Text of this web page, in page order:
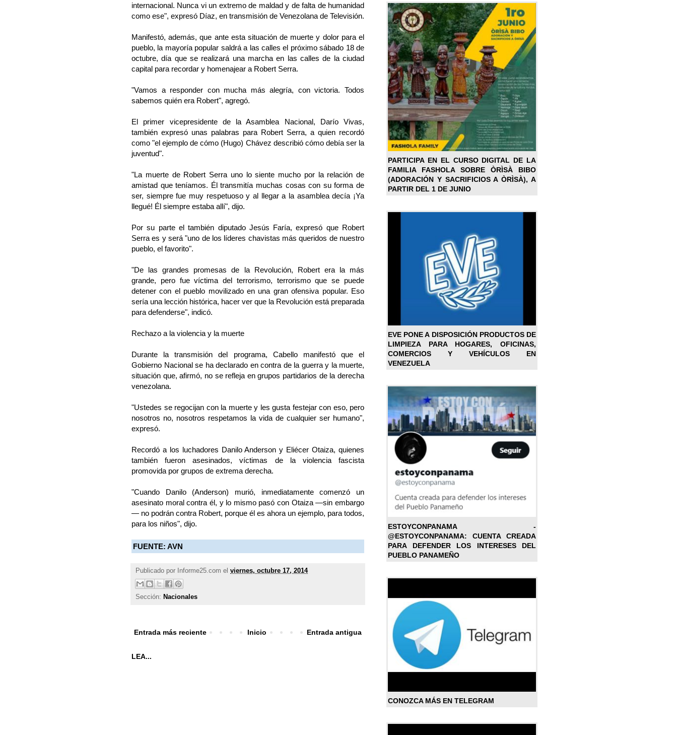
internacional. Nunca vi un extremo de maldad y de falta de humanidad
como ese", expresó Díaz, en transmisión de Venezolana de Televisión.
Manifestó, además, que ante esta situación de muerte y dolor para el
pueblo, la mayoría popular saldrá a las calles el próximo sábado 18 de
octubre, día que se realizará una marcha en las calles de la ciudad
capital para recordar y homenajear a Robert Serra.
"Vamos a responder con mucha más alegría, con victoria. Todos
sabemos quién era Robert", agregó.
El primer vicepresidente de la Asamblea Nacional, Darío Vivas,
también expresó unas palabras para Robert Serra, a quien recordó
como "el ejemplo de cómo (Hugo) Chávez describió cómo debía ser la
juventud".
"La muerte de Robert Serra uno lo siente mucho por la relación de
amistad que teníamos. Él transmitía muchas cosas con su forma de
ser, siempre fue muy respetuoso y al llegar a la asamblea decía ¡Ya
llegué! Él siempre estaba allí", dijo.
Por su parte el también diputado Jesús Faría, expresó que Robert
Serra es y será "uno de los líderes chavistas más queridos de nuestro
pueblo, el favorito".
"De las grandes promesas de la Revolución, Robert era la más
grande, pero fue víctima del terrorismo, terrorismo que se puede
detener con el pueblo movilizado en una gran ofensiva popular. Eso
sería una lección histórica, hacer ver que la Revolución está preparada
para defenderse", indicó.
Rechazo a la violencia y la muerte
Durante la transmisión del programa, Cabello manifestó que el
Gobierno Nacional se ha declarado en contra de la guerra y la muerte,
situación que, afirmó, no se refleja en grupos partidarios de la derecha
venezolana.
"Ustedes se regocijan con la muerte y les gusta festejar con eso, pero
nosotros no, nosotros respetamos la vida de cualquier ser humano",
expresó.
Recordó a los luchadores Danilo Anderson y Eliécer Otaiza, quienes
también fueron asesinados, víctimas de la violencia fascista
promovida por grupos de extrema derecha.
"Cuando Danilo (Anderson) murió, inmediatamente comenzó un
asesinato moral contra él, y lo mismo pasó con Otaiza —sin embargo
— no podrán contra Robert, porque él es ahora un ejemplo, para todos,
para los niños", dijo.
FUENTE: AVN
Publicado por Informe25.com el viernes, octubre 17, 2014
Sección: Nacionales
Entrada más reciente Entrada antigua
Inicio
LEA...
PARTICIPA EN EL CURSO DIGITAL DE LA
FAMILIA FASHOLA SOBRE ÒRÌSÀ BIBO
(ADORACIÓN Y SACRIFICIOS A ÒRÌSÀ), A
PARTIR DEL 1 DE JUNIO
EVE PONE A DISPOSICIÓN PRODUCTOS DE
LIMPIEZA PARA HOGARES, OFICINAS,
COMERCIOS Y VEHÍCULOS EN
VENEZUELA
ESTOYCONPANAMA -
@ESTOYCONPANAMA: CUENTA CREADA
PARA DEFENDER LOS INTERESES DEL
PUEBLO PANAMEÑO
CONOZCA MÁS EN TELEGRAM